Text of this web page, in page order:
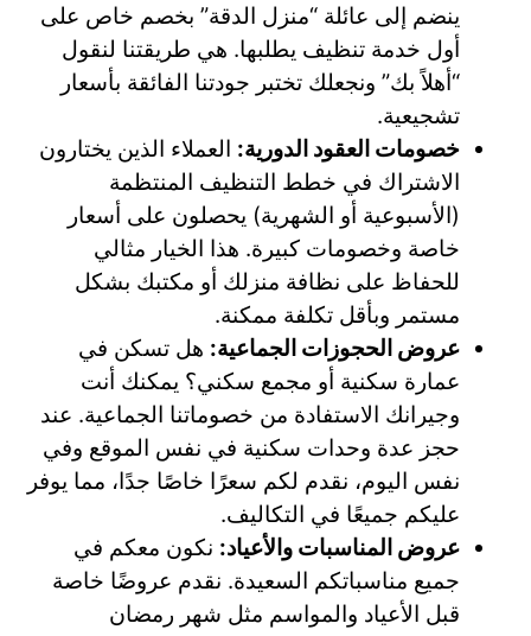
ينضم إلى عائلة “منزل الدقة” بخصم خاص على
أول خدمة تنظيف يطلبها. هي طريقتنا لنقول
“أهلاً بك” ونجعلك تختبر جودتنا الفائقة بأسعار
تشجيعية.
خصومات العقود الدورية: العملاء الذين يختارون
الاشتراك في خطط التنظيف المنتظمة
(الأسبوعية أو الشهرية) يحصلون على أسعار
خاصة وخصومات كبيرة. هذا الخيار مثالي
للحفاظ على نظافة منزلك أو مكتبك بشكل
مستمر وبأقل تكلفة ممكنة.
عروض الحجوزات الجماعية: هل تسكن في
عمارة سكنية أو مجمع سكني؟ يمكنك أنت
وجيرانك الاستفادة من خصوماتنا الجماعية. عند
حجز عدة وحدات سكنية في نفس الموقع وفي
نفس اليوم، نقدم لكم سعرًا خاصًا جدًا، مما يوفر
عليكم جميعًا في التكاليف.
عروض المناسبات والأعياد: نكون معكم في
جميع مناسباتكم السعيدة. نقدم عروضًا خاصة
قبل الأعياد والمواسم مثل شهر رمضان